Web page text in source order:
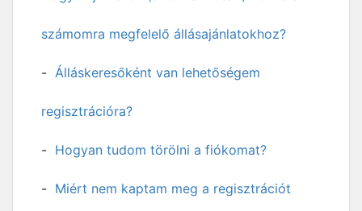
számomra megfelelő állásajánlatokhoz?
Álláskeresőként van lehetőségem
regisztrációra?
Hogyan tudom törölni a fiókomat?
Miért nem kaptam meg a regisztrációt